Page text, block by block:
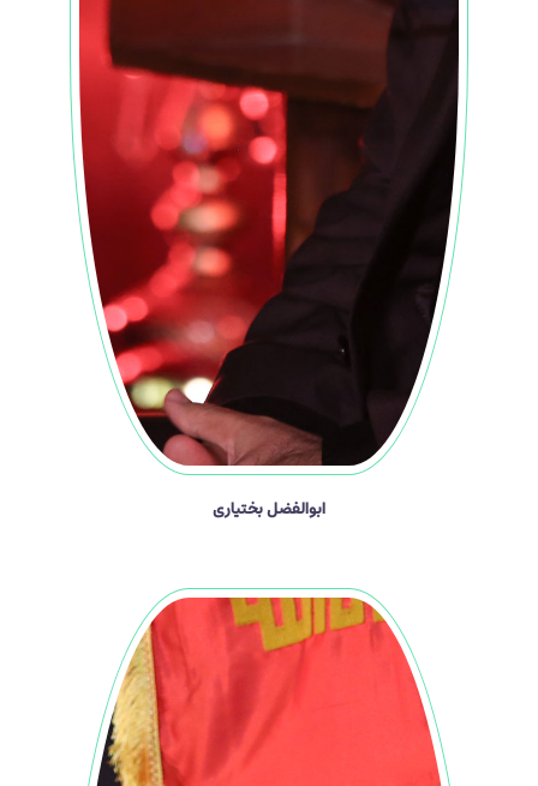
ابوالفضل بختیاری